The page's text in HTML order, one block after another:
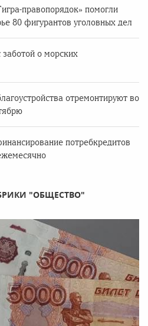
правопорядок» помогли
80 фигурантов уголовных дел
о морских
отремонтируют во
потребкредитов
"ОБЩЕСТВО"